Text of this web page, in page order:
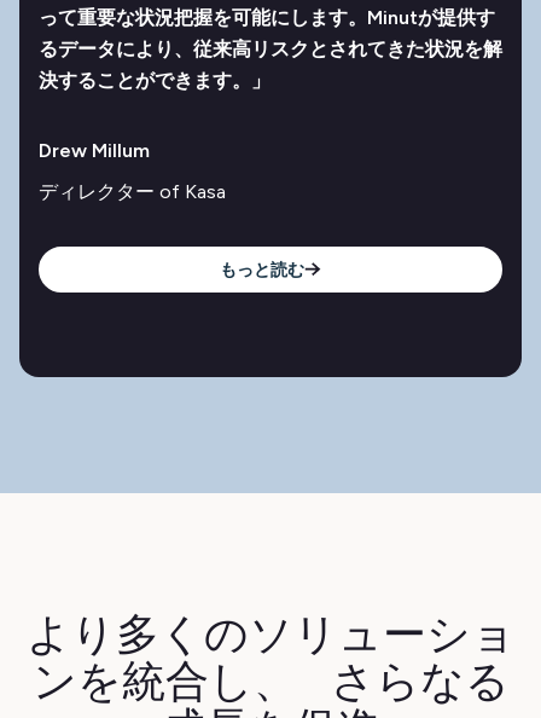
って重要な状況把握を可能にします。Minutが提供す
るデータにより、従来高リスクとされてきた状況を解
決することができます。」
Drew Millum
ディレクター of Kasa
もっと読む
より多くのソリューショ
ンを統合し、 さらなる